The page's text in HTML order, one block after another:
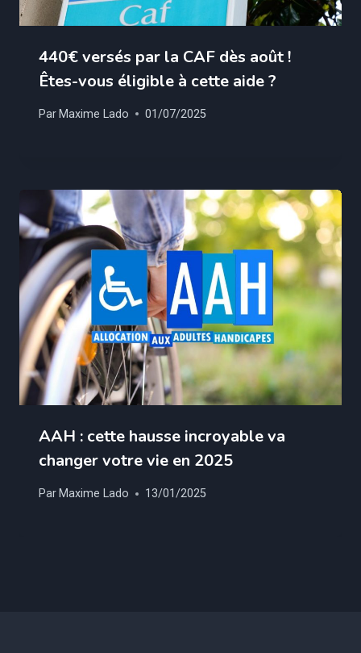
440€ versés par la CAF dès août !
Êtes-vous éligible à cette aide ?
Par Maxime Lado 01/07/2025
AAH : cette hausse incroyable va
changer votre vie en 2025
Par Maxime Lado 13/01/2025